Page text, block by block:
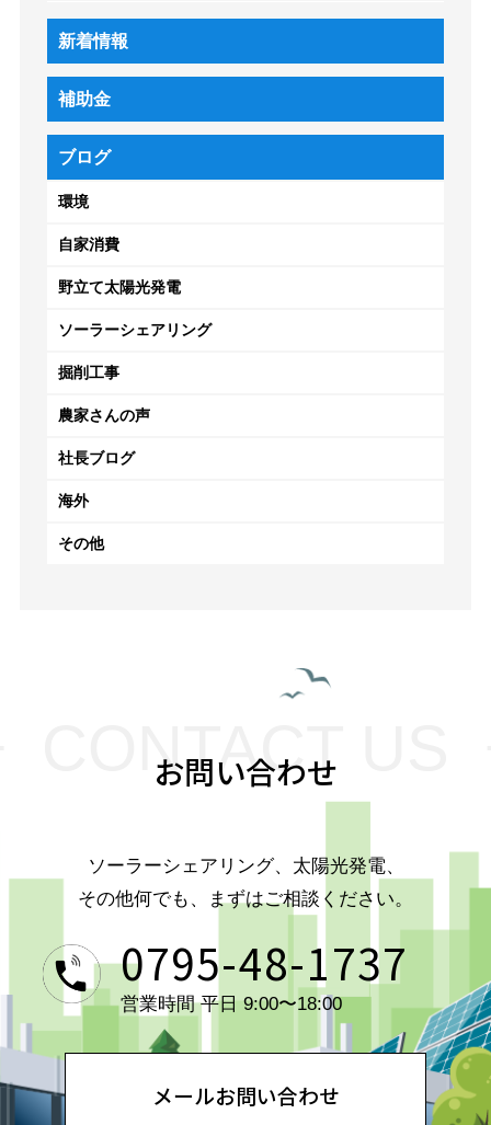
新着情報
補助金
環境
自家消費
野立て太陽光発電
ソーラーシェアリング
掘削工事
農家さんの声
社長ブログ
海外
その他
ブログ
CONTACT US
お問い合わせ
ソーラーシェアリング、太陽光発電、
その他何でも、まずはご相談ください。
0795-48-1737
営業時間 平日 9:00〜18:00
メールお問い合わせ